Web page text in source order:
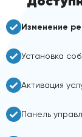
Изменение
Установка
Активация
Панель